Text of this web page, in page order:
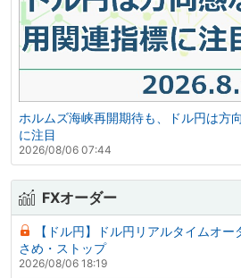
ホルムズ海峡再開期待も、ドル円は方
に注目
2026/08/06 07:44
FXオーダー
【ドル円】ドル円リアルタイムオ
さめ・ストップ
2026/08/06 18:19